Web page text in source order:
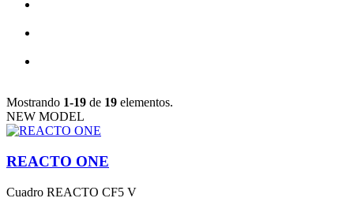
Mostrando 1-19 de 19 elementos.
NEW MODEL
REACTO ONE
Cuadro REACTO CF5 V